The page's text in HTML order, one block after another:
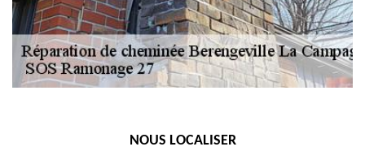
NOUS LOCALISER